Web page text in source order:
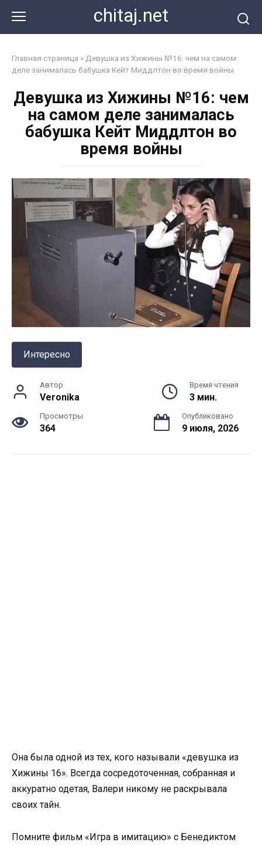
контенту
chitaj.net
Главная страница » Девушка из Хижины №16: чем на самом
деле занималась бабушка Кейт Миддлтон во время войны
Девушка из Хижины №16: чем
на самом деле занималась
бабушка Кейт Миддлтон во
время войны
Интересно
Автор
Veronika
Время чтения
3 мин.
Просмотры
364
Опубликовано
9 июля, 2026
Она была одной из тех, кого называли «девушка из
Хижины 16». Всегда сосредоточенная, собранная и
аккуратно одетая, Валери никому не раскрывала
своих тайн.
Помните фильм «Игра в имитацию» с Бенедиктом